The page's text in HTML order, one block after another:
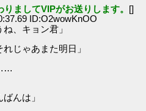
ましてVIPがお送りします。 []
ID:O2wowKnOO
、キョン君」
じゃあまた明日」
んは」